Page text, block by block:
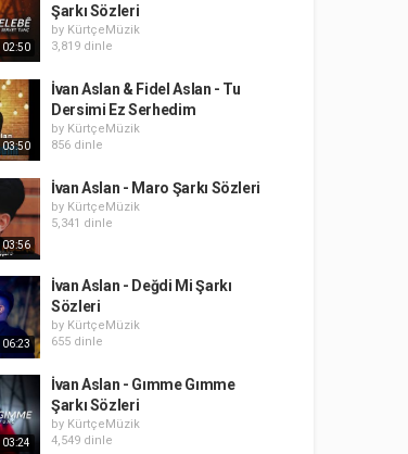
02:50
Şarkı Sözleri
by KürtçeMüzik
3,819 dinle
03:50
İvan Aslan & Fidel Aslan - Tu
Dersimi Ez Serhedim
by KürtçeMüzik
856 dinle
03:56
İvan Aslan - Maro Şarkı Sözleri
by KürtçeMüzik
5,341 dinle
06:23
İvan Aslan - Değdi Mi Şarkı
Sözleri
by KürtçeMüzik
655 dinle
03:24
İvan Aslan - Gımme Gımme
Şarkı Sözleri
by KürtçeMüzik
4,549 dinle